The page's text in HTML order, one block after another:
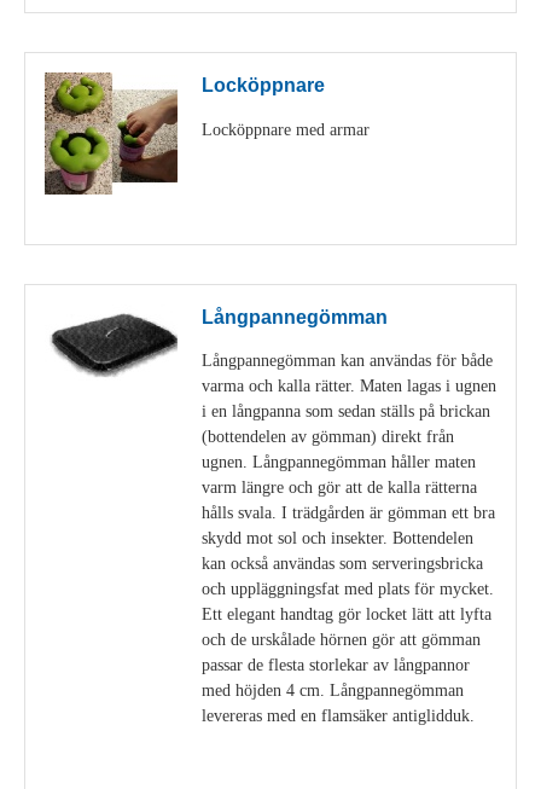
Locköppnare
Locköppnare med armar
Långpannegömman
Långpannegömman kan användas för både
varma och kalla rätter. Maten lagas i ugnen
i en långpanna som sedan ställs på brickan
(bottendelen av gömman) direkt från
ugnen. Långpannegömman håller maten
varm längre och gör att de kalla rätterna
hålls svala. I trädgården är gömman ett bra
skydd mot sol och insekter. Bottendelen
kan också användas som serveringsbricka
och uppläggningsfat med plats för mycket.
Ett elegant handtag gör locket lätt att lyfta
och de urskålade hörnen gör att gömman
passar de flesta storlekar av långpannor
med höjden 4 cm. Långpannegömman
levereras med en flamsäker antiglidduk.